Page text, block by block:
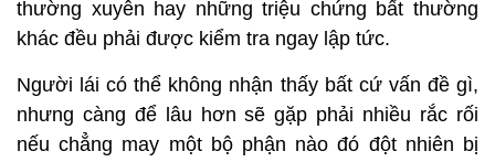
thường xuyên hay những triệu chứng bất thường
khác đều phải được kiểm tra ngay lập tức.
Người lái có thể không nhận thấy bất cứ vấn đề gì,
nhưng càng để lâu hơn sẽ gặp phải nhiều rắc rối
nếu chẳng may một bộ phận nào đó đột nhiên bị